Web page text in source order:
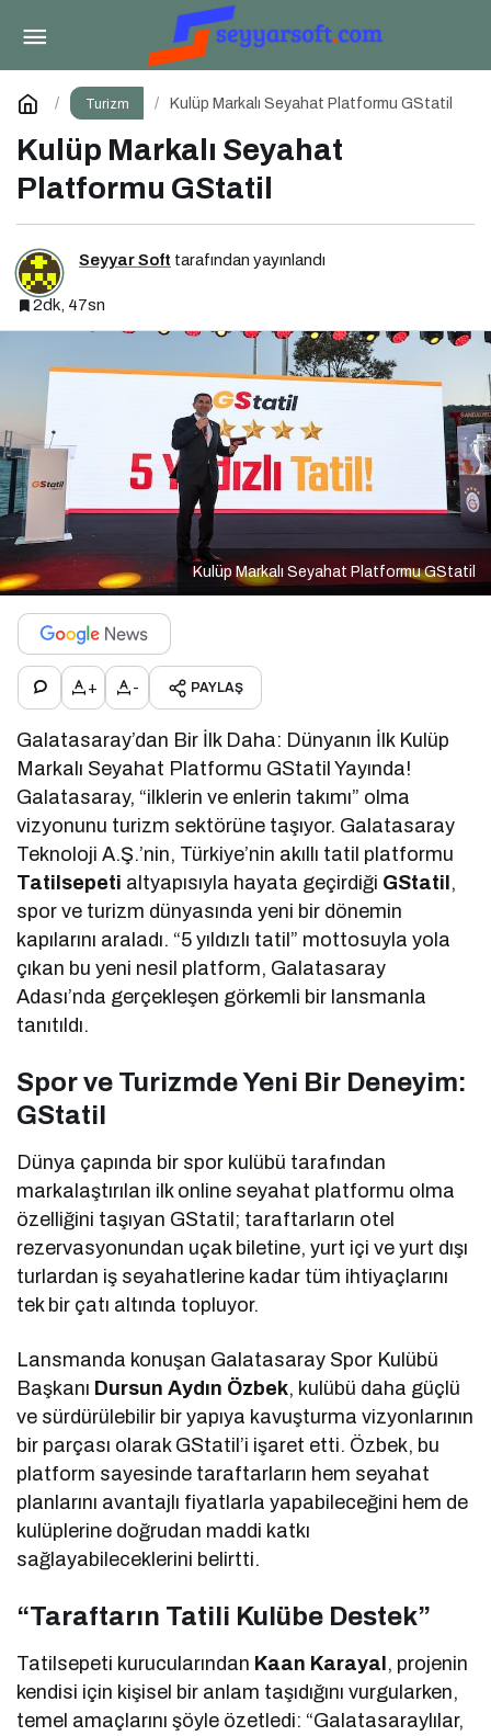
Turizm Kulüp Markalı Seyahat Platformu GStatil
Kulüp Markalı Seyahat
Platformu GStatil
Seyyar Soft tarafından yayınlandı
2dk, 47sn
Kulüp Markalı Seyahat Platformu GStatil
+ - PAYLAŞ
Galatasaray’dan Bir İlk Daha: Dünyanın İlk Kulüp
Markalı Seyahat Platformu GStatil Yayında!
Galatasaray, “ilklerin ve enlerin takımı” olma
vizyonunu turizm sektörüne taşıyor. Galatasaray
Teknoloji A.Ş.’nin, Türkiye’nin akıllı tatil platformu
Tatilsepeti altyapısıyla hayata geçirdiği GStatil,
spor ve turizm dünyasında yeni bir dönemin
kapılarını araladı. “5 yıldızlı tatil” mottosuyla yola
çıkan bu yeni nesil platform, Galatasaray
Adası’nda gerçekleşen görkemli bir lansmanla
tanıtıldı.
Spor ve Turizmde Yeni Bir Deneyim:
GStatil
Dünya çapında bir spor kulübü tarafından
markalaştırılan ilk online seyahat platformu olma
özelliğini taşıyan GStatil; taraftarların otel
rezervasyonundan uçak biletine, yurt içi ve yurt dışı
turlardan iş seyahatlerine kadar tüm ihtiyaçlarını
tek bir çatı altında topluyor.
Lansmanda konuşan Galatasaray Spor Kulübü
Başkanı Dursun Aydın Özbek, kulübü daha güçlü
ve sürdürülebilir bir yapıya kavuşturma vizyonlarının
bir parçası olarak GStatil’i işaret etti. Özbek, bu
platform sayesinde taraftarların hem seyahat
planlarını avantajlı fiyatlarla yapabileceğini hem de
kulüplerine doğrudan maddi katkı
sağlayabileceklerini belirtti.
“Taraftarın Tatili Kulübe Destek”
Tatilsepeti kurucularından Kaan Karayal, projenin
kendisi için kişisel bir anlam taşıdığını vurgularken,
temel amaçlarını şöyle özetledi: “Galatasaraylılar,
Emirates ile 88 Tonluk Çevre Başarısı
Yorum Yap